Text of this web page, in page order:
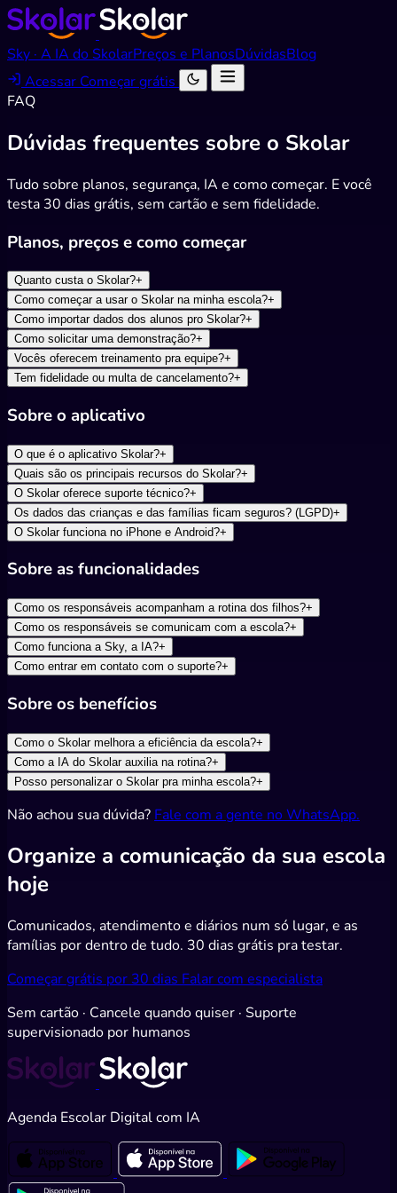
Sky · A IA do SkolarPreços e PlanosDúvidasBlog
Acessar Começar grátis
FAQ
Dúvidas frequentes sobre o Skolar
Tudo sobre planos, segurança, IA e como começar. E você
testa 30 dias grátis, sem cartão e sem fidelidade.
Planos, preços e como começar
Quanto custa o Skolar?+
Como começar a usar o Skolar na minha escola?+
Como importar dados dos alunos pro Skolar?+
Como solicitar uma demonstração?+
Vocês oferecem treinamento pra equipe?+
Tem fidelidade ou multa de cancelamento?+
Sobre o aplicativo
O que é o aplicativo Skolar?+
Quais são os principais recursos do Skolar?+
O Skolar oferece suporte técnico?+
Os dados das crianças e das famílias ficam seguros? (LGPD)+
O Skolar funciona no iPhone e Android?+
Sobre as funcionalidades
Como os responsáveis acompanham a rotina dos filhos?+
Como os responsáveis se comunicam com a escola?+
Como funciona a Sky, a IA?+
Como entrar em contato com o suporte?+
Sobre os benefícios
Como o Skolar melhora a eficiência da escola?+
Como a IA do Skolar auxilia na rotina?+
Posso personalizar o Skolar pra minha escola?+
Não achou sua dúvida? Fale com a gente no WhatsApp.
Organize a comunicação da sua escola
hoje
Comunicados, atendimento e diários num só lugar, e as
famílias por dentro de tudo. 30 dias grátis pra testar.
Começar grátis por 30 dias Falar com especialista
Sem cartão · Cancele quando quiser · Suporte
supervisionado por humanos
Agenda Escolar Digital com IA